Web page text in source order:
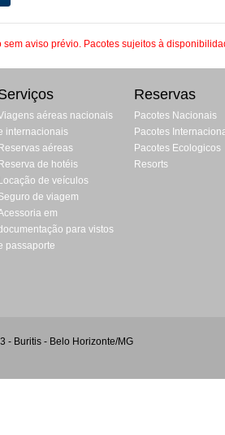
aviso prévio. Pacotes sujeitos à
aéreas nacionais
internacionais
Reservas aéreas
Reserva de hotéis
Locação de veículos
de viagem
em
para vistos
passaporte
Reservas
Pacotes Nacionais
Pacotes
Pacotes Ecologicos
Resorts
- Buritis - Belo Horizonte/MG